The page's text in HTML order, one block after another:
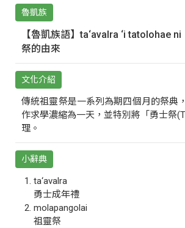
魯凱族
【魯凱族語】ta‘avalra ‘i tatolohae
祭的由來
文化介紹
傳統祖靈祭是一系列為期四個月的祭典
作求學濃縮為一天，並特別將「勇士祭
理。
小辭典
ta‘avalra
勇士成年禮
molapangolai
祖靈祭